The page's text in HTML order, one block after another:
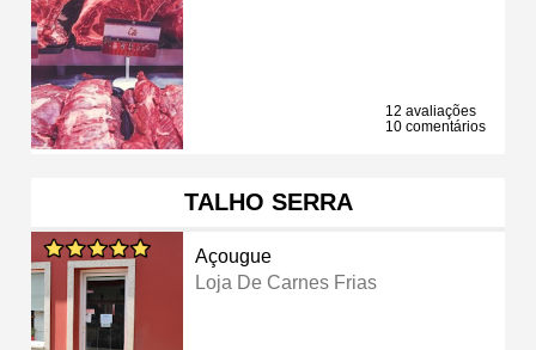
12 avaliações
10 comentários
TALHO SERRA
Açougue
Loja De Carnes Frias